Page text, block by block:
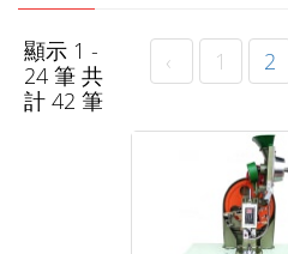
顯示 1 -
24 筆 共
計 42 筆
‹ 1 2